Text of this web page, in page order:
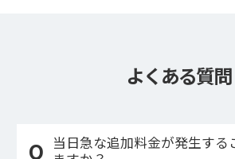
よくある質問
当日急な追加料金が発生する